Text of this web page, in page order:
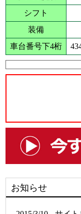
シフト
装備
車台番号下4桁
お知らせ